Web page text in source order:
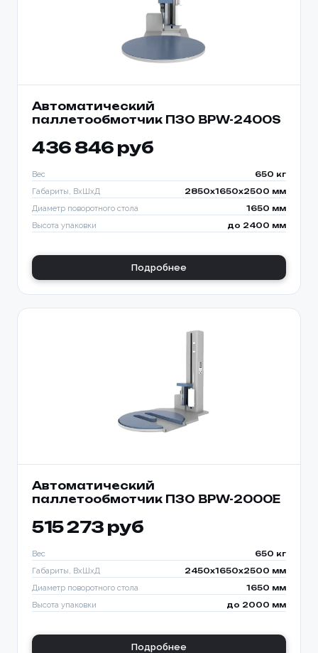
Автоматический
паллетообмотчик ПЗО BPW-2400S
436 846 руб
Вес 650 кг
Габариты, ВхШхД 2850х1650х2500 мм
Диаметр поворотного стола 1650 мм
Высота упаковки до 2400 мм
Подробнее
Автоматический
паллетообмотчик ПЗО BPW-2000E
515 273 руб
Вес 650 кг
Габариты, ВхШхД 2450х1650х2500 мм
Диаметр поворотного стола 1650 мм
Высота упаковки до 2000 мм
Подробнее